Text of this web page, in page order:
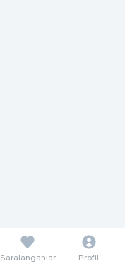
Saralanganlar Profil